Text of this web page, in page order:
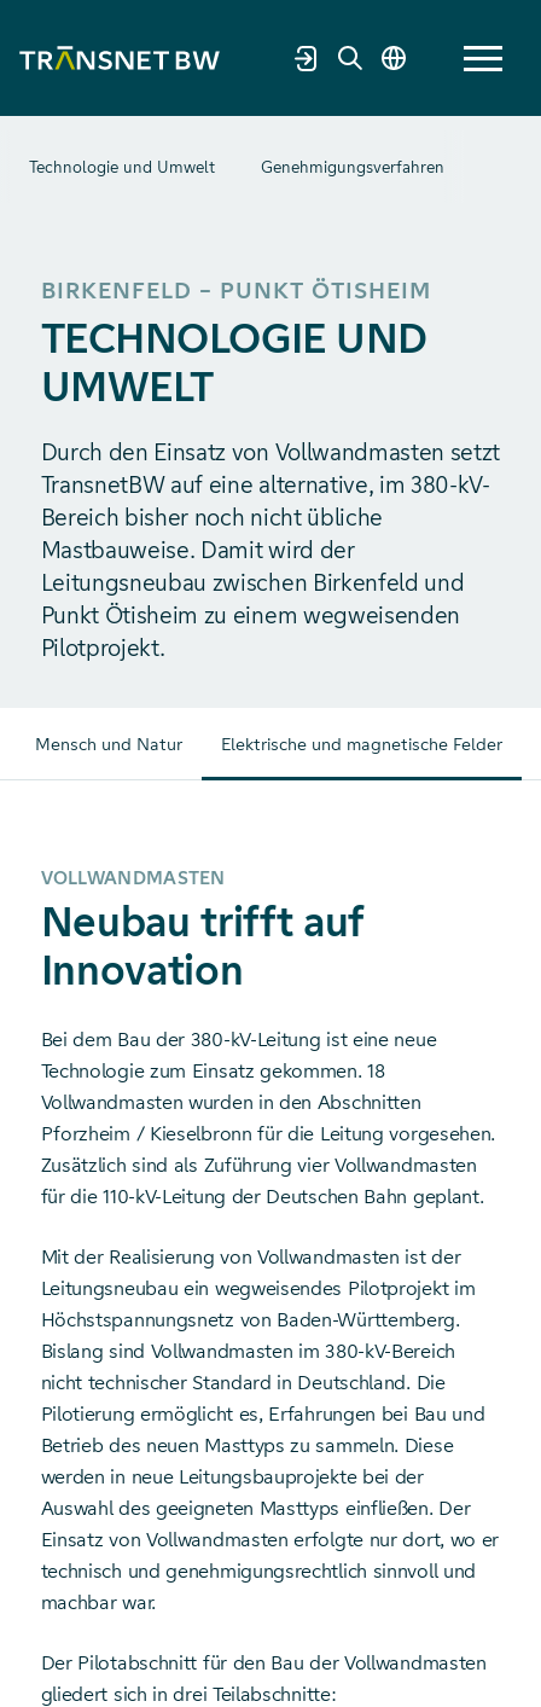
Technologie und Umwelt Genehmigungsverfahren
BIRKENFELD – PUNKT ÖTISHEIM
TECHNOLOGIE UND
UMWELT
Durch den Einsatz von Vollwandmasten setzt
TransnetBW auf eine alternative, im 380-kV-
Bereich bisher noch nicht übliche
Mastbauweise. Damit wird der
Leitungsneubau zwischen Birkenfeld und
Punkt Ötisheim zu einem wegweisenden
Pilotprojekt.
Mensch und Natur Elektrische und magnetische Felder
VOLLWANDMASTEN
Neubau trifft auf
Innovation
Bei dem Bau der 380-kV-Leitung ist eine neue
Technologie zum Einsatz gekommen. 18
Vollwandmasten wurden in den Abschnitten
Pforzheim / Kieselbronn für die Leitung vorgesehen.
Zusätzlich sind als Zuführung vier Vollwandmasten
für die 110-kV-Leitung der Deutschen Bahn geplant.
Mit der Realisierung von Vollwandmasten ist der
Leitungsneubau ein wegweisendes Pilotprojekt im
Höchstspannungsnetz von Baden-Württemberg.
Bislang sind Vollwandmasten im 380-kV-Bereich
nicht technischer Standard in Deutschland. Die
Pilotierung ermöglicht es, Erfahrungen bei Bau und
Betrieb des neuen Masttyps zu sammeln. Diese
werden in neue Leitungsbauprojekte bei der
Auswahl des geeigneten Masttyps einfließen. Der
Einsatz von Vollwandmasten erfolgte nur dort, wo er
technisch und genehmigungsrechtlich sinnvoll und
machbar war.
Der Pilotabschnitt für den Bau der Vollwandmasten
gliedert sich in drei Teilabschnitte: